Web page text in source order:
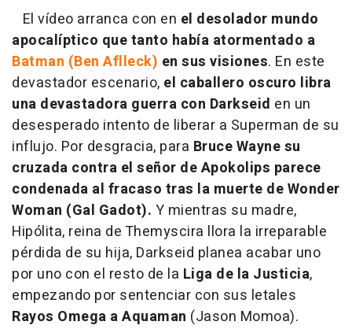
El vídeo arranca con en el desolador mundo
apocalíptico que tanto había atormentado a
Batman (Ben Aflleck) en sus visiones. En este
devastador escenario, el caballero oscuro libra
una devastadora guerra con Darkseid en un
desesperado intento de liberar a Superman de su
influjo. Por desgracia, para Bruce Waynesu
cruzada contra el señor de Apokolips parece
condenada al fracaso tras la muerte deWonder
Woman (Gal Gadot). Y mientras su madre,
Hipólita, reina de Themyscira llora la irreparable
pérdida de su hija, Darkseid planea acabar uno
por uno con el resto de la Liga de la Justicia,
empezando por sentenciar con sus letales
Rayos Omega a Aquaman (Jason Momoa).